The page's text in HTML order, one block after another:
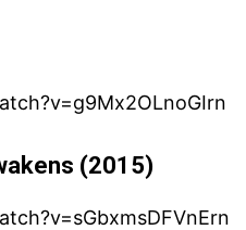
(2015)